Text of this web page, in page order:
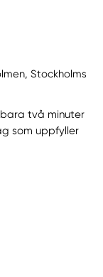
Stockholms
två minuter
som uppfyller